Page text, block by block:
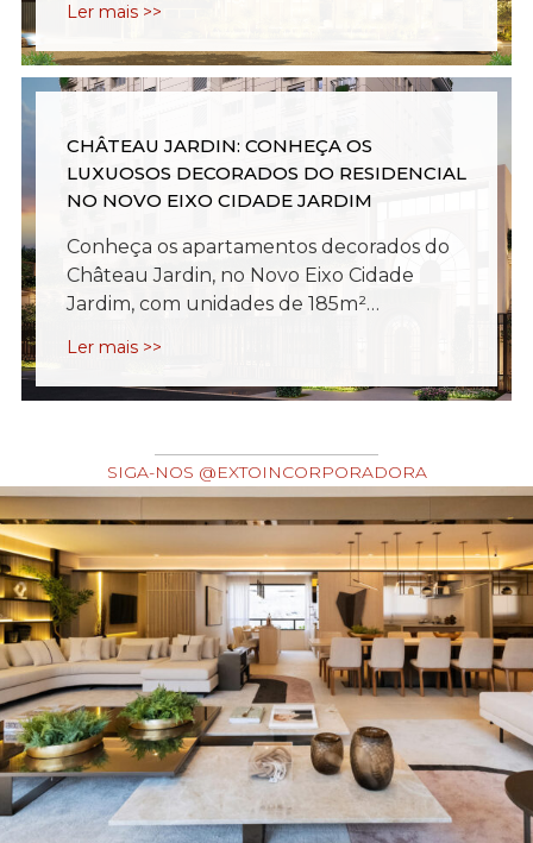
Ler mais >>
CHÂTEAU JARDIN: CONHEÇA OS
LUXUOSOS DECORADOS DO RESIDENCIAL
NO NOVO EIXO CIDADE JARDIM
Conheça os apartamentos decorados do
Château Jardin, no Novo Eixo Cidade
Jardim, com unidades de 185m²…
Ler mais >>
SIGA-NOS @EXTOINCORPORADORA